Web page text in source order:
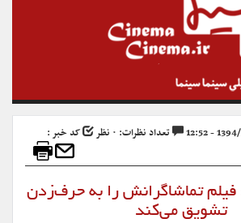
تعداد نظرات: ۰ نظر
کد خبر :
فیلم تماشاگرانش را به حرف‌زدن
تشویق می‌کند